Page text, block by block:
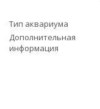
Тип аквариума
Дополнительная
информация